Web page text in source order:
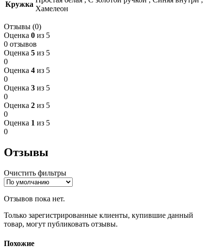
Кружка
Хамелеон
Отзывы (0)
Оценка 0 из 5
0 отзывов
Оценка 5 из 5
0
Оценка 4 из 5
0
Оценка 3 из 5
0
Оценка 2 из 5
0
Оценка 1 из 5
0
Отзывы
Очистить фильтры
Отзывов пока нет.
Только зарегистрированные клиенты, купившие данный
товар, могут публиковать отзывы.
Похожие